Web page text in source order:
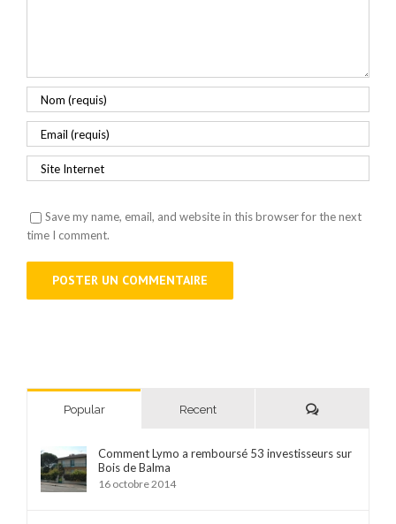
Save my name, email, and website in this browser for the next
time I comment.
Popular Recent Comments
Comment Lymo a remboursé 53 investisseurs sur
Bois de Balma
16 octobre 2014